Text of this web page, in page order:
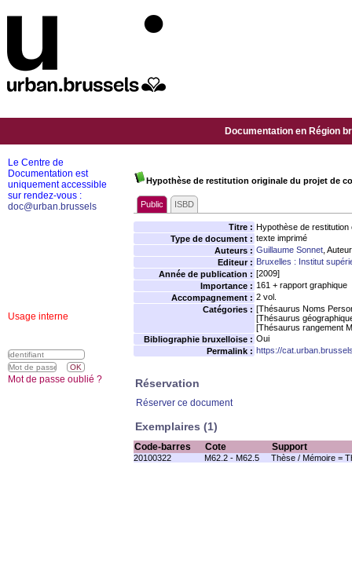
Documentation en Région
Hypothèse de restitution originale du projet de
Public ISBD
Titre : Hypothèse de restitution
Type de document : texte imprimé
Auteurs : Guillaume Sonnet , Auteur
Editeur : Bruxelles : Institut
Année de publication : [2009]
Importance : 161 + rapport graphique
Accompagnement : 2 vol.
Catégories : [Thésaurus Noms
[Thésaurus
[Thésaurus rangement
Bibliographie bruxelloise : Oui
Permalink : https://
Réservation
Réserver ce document
Exemplaires (1)
Code-barres Cote Support
20100322 M62.2 - M62.5 Thèse / Mémoire =
Le Centre de
Documentation est
uniquement accessible
sur rendez-vous :
doc@urban.brussels
Usage interne
Mot de passe oublié ?